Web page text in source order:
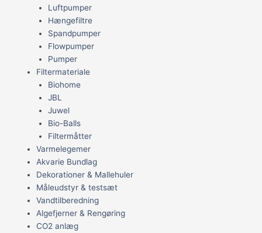
Luftpumper
Hængefiltre
Spandpumper
Flowpumper
Pumper
Filtermateriale
Biohome
JBL
Juwel
Bio-Balls
Filtermåtter
Varmelegemer
Akvarie Bundlag
Dekorationer & Mallehuler
Måleudstyr & testsæt
Vandtilberedning
Algefjerner & Rengøring
CO2 anlæg